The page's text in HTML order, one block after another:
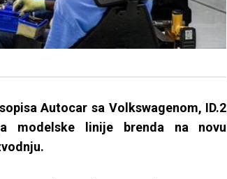
Autocar sa Volkswagenom, ID.2
modelske linije brenda na novu